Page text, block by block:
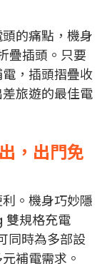
的痛點，機身
疊插頭。只要
，插頭摺疊收
旅遊的最佳電
，出門免
。機身巧妙隱
規格充電
同時為多部設
補電需求。